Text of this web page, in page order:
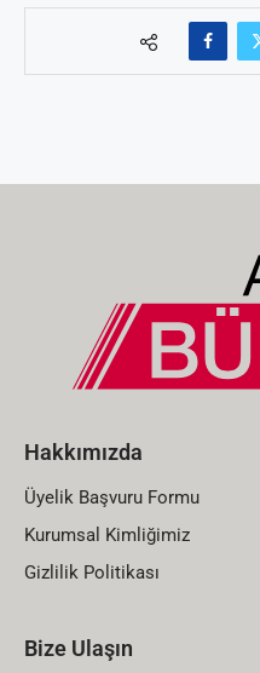
Hakkımızda
Üyelik Başvuru Formu
Kurumsal Kimliğimiz
Gizlilik Politikası
Bize Ulaşın